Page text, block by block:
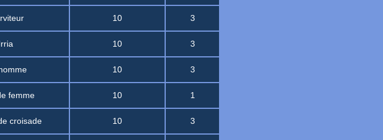
10 3
10 3
10 3
femme 10 1
croisade 10 3